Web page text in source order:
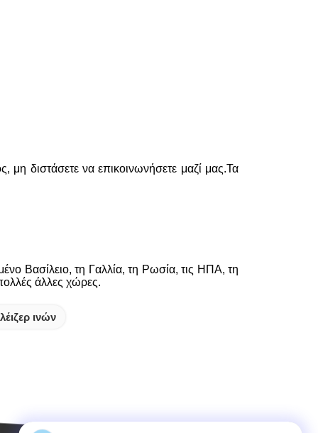
διστάσετε να επικοινωνήσετε μαζί μας.Τα
Βασίλειο, τη Γαλλία, τη Ρωσία, τις ΗΠΑ, τη
άλλες χώρες.
ινών